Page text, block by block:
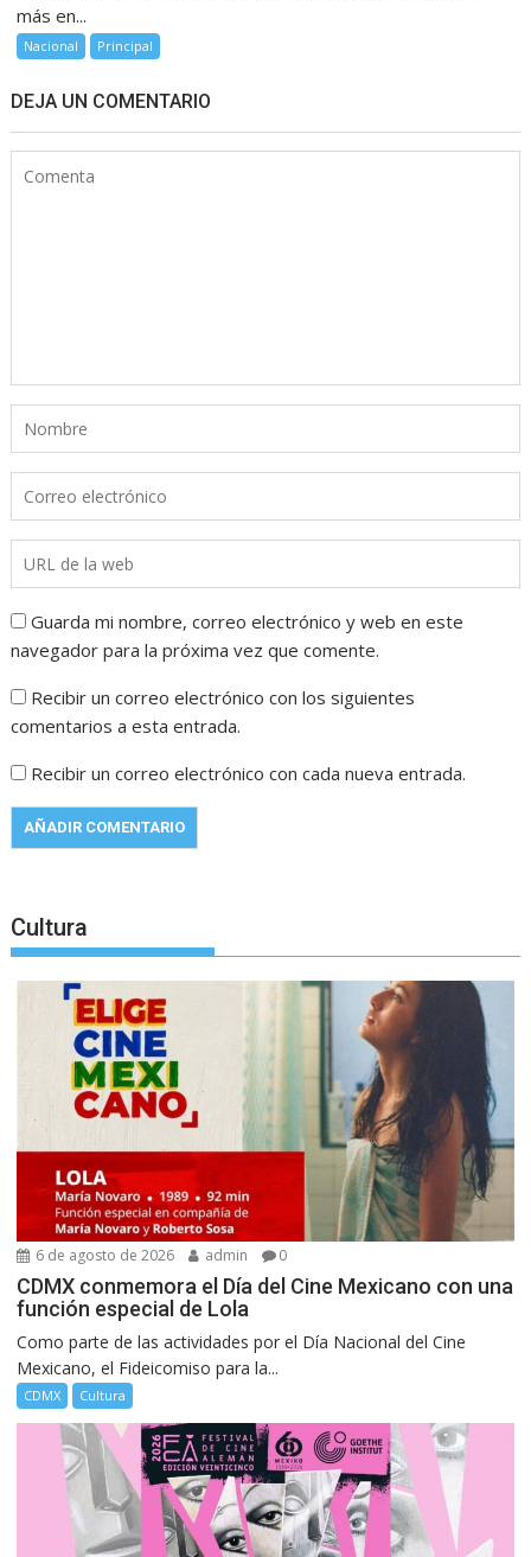
más en...
Nacional Principal
DEJA UN COMENTARIO
Guarda mi nombre, correo electrónico y web en este
navegador para la próxima vez que comente.
Recibir un correo electrónico con los siguientes
comentarios a esta entrada.
Recibir un correo electrónico con cada nueva entrada.
Cultura
6 de agosto de 2026 admin 0
CDMX conmemora el Día del Cine Mexicano con una
función especial de Lola
Como parte de las actividades por el Día Nacional del Cine
Mexicano, el Fideicomiso para la...
CDMX Cultura